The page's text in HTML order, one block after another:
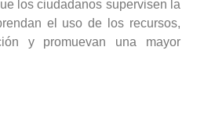
los ciudadanos supervisen la
el uso de los recursos,
y promuevan una mayor